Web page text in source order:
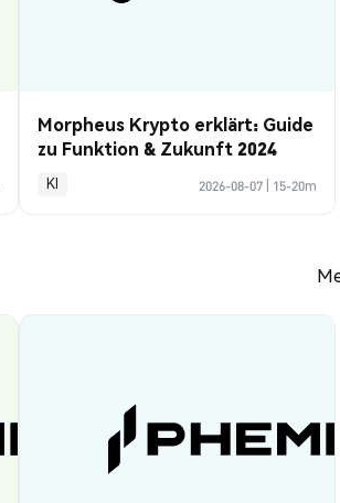
Morpheus Krypto erklärt: Guide
zu Funktion & Zukunft 2024
KI 2026-08-07 15-20m